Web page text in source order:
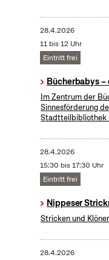
28.4.2026
11 bis 12 Uhr
Eintritt frei
Bücherbabys
Im Zentrum der
Sinnesförderung
Stadtteilbibliothek
28.4.2026
15:30 bis 17:30 Uhr
Eintritt frei
Nippeser
Stricken und
28.4.2026